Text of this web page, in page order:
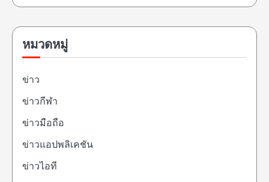
หมวดหมู่
ข่าว
ข่าวกีฬา
ข่าวมือถือ
ข่าวแอปพลิเคชัน
ข่าวไอที